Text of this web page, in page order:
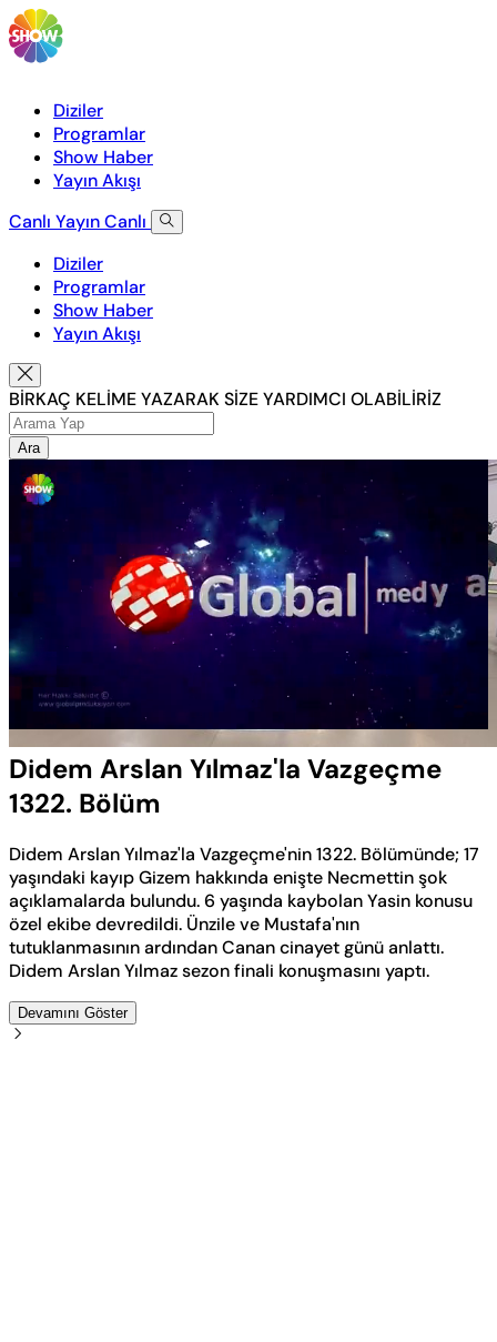
Diziler
Programlar
Show Haber
Yayın Akışı
Canlı YayınCanlı
Diziler
Programlar
Show Haber
Yayın Akışı
BİRKAÇ KELİME YAZARAK SİZE YARDIMCI OLABİLİRİZ
Ara
Sesi
Aç
Yüklendi
Oynatma
Hızı
Didem Arslan Yılmaz'la Vazgeçme
1322. Bölüm
Didem Arslan Yılmaz'la Vazgeçme'nin 1322. Bölümünde; 17
yaşındaki kayıp Gizem hakkında enişte Necmettin şok
açıklamalarda bulundu. 6 yaşında kaybolan Yasin konusu
özel ekibe devredildi. Ünzile ve Mustafa'nın
tutuklanmasının ardından Canan cinayet günü anlattı.
Didem Arslan Yılmaz sezon finali konuşmasını yaptı.
Devamını Göster